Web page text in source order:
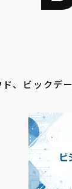
、ビックデ